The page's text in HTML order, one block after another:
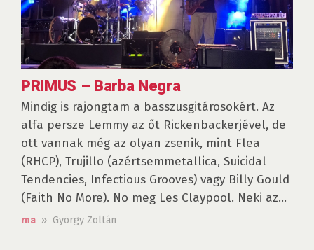
PRIMUS – Barba Negra
Mindig is rajongtam a basszusgitárosokért. Az
alfa persze Lemmy az őt Rickenbackerjével, de
ott vannak még az olyan zsenik, mint Flea
(RHCP), Trujillo (azértsemmetallica, Suicidal
Tendencies, Infectious Grooves) vagy Billy Gould
(Faith No More). No meg Les Claypool. Neki az...
ma » György Zoltán